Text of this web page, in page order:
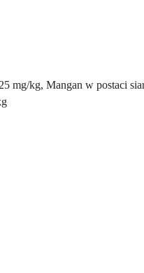
mg/kg, Mangan w postaci